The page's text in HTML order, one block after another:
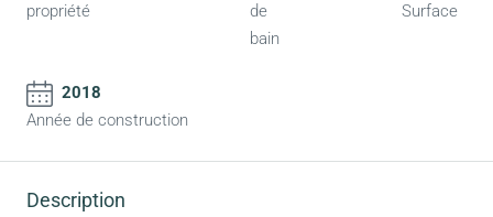
propriété
de
bain
Surface
2018
Année de construction
Description